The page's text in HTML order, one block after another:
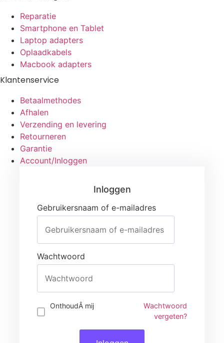
Reparatie
Smartphone en Tablet
Laptop adapters
Oplaadkabels
Macbook adapters
Klantenservice
Betaalmethodes
Afhalen
Verzending en levering
Retourneren
Garantie
Account/Inloggen
Gebruikersnaam of e-mailadres
Wachtwoord